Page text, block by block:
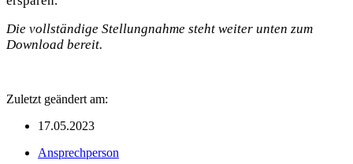
Die vollständige Stellungnahme steht weiter unten zum
Download bereit.
Zuletzt geändert am:
17.05.2023
Ansprechperson